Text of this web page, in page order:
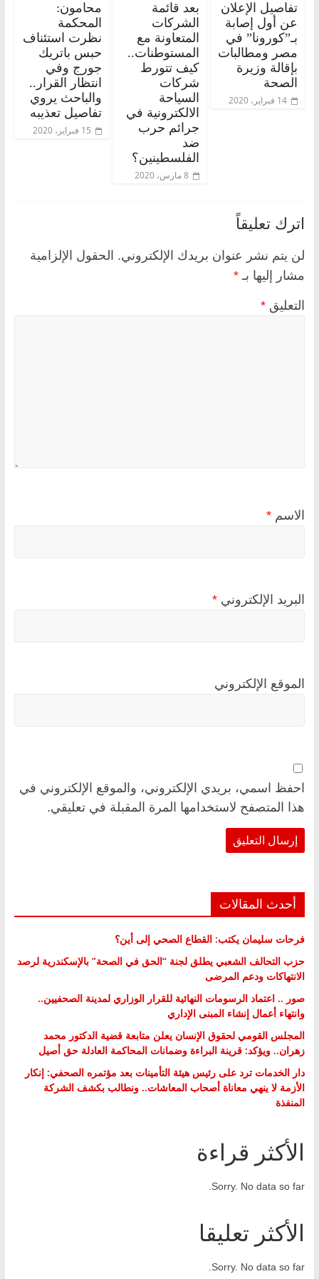
تفاصيل الإعلان
عن أول إصابة
بـ”كورونا” في
مصر ومطالبات
بإقالة وزيرة
الصحة
14 فبراير، 2020
بعد قائمة
الشركات
المتعاونة مع
المستوطنات..
كيف تتورط
شركات
السياحة
الالكترونية في
جرائم حرب
ضد
الفلسطينين؟
8 مارس، 2020
محامون:
المحكمة
نظرت استئناف
حبس باتريك
جورج وفي
انتظار القرار..
والباحث يروي
تفاصيل تعذيبه
15 فبراير، 2020
اترك تعليقاً
لن يتم نشر عنوان بريدك الإلكتروني. الحقول الإلزامية
مشار إليها بـ *
التعليق *
الاسم *
البريد الإلكتروني *
الموقع الإلكتروني
احفظ اسمي، بريدي الإلكتروني، والموقع الإلكتروني في
هذا المتصفح لاستخدامها المرة المقبلة في تعليقي.
أحدث المقالات
فرحات سليمان يكتب: القطاع الصحي إلى أين؟
حزب التحالف الشعبي يطلق لجنة “الحق في الصحة” بالإسكندرية لرصد
الانتهاكات ودعم المرضى
صور .. اعتماد الرسومات النهائية للقرار الوزاري لمدينة الصحفيين..
وانتهاء أعمال إنشاء المبنى الإداري
المجلس القومي لحقوق الإنسان يعلن متابعة قضية الدكتور محمد
زهران.. ويؤكد: قرينة البراءة وضمانات المحاكمة العادلة حق أصيل
دار الخدمات ترد على رئيس هيئة التأمينات بعد مؤتمره الصحفي: إنكار
الأزمة لا ينهي معاناة أصحاب المعاشات.. ونطالب بكشف الشركة
المنفذة
الأكثر قراءة
Sorry. No data so far.
الأكثر تعليقا
Sorry. No data so far.